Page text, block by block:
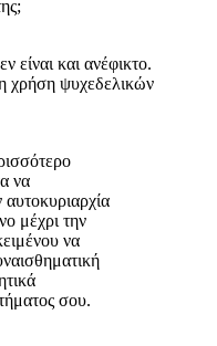
είναι και ανέφικτο.
χρήση ψυχεδελικών
να
μέχρι την
να
σου.